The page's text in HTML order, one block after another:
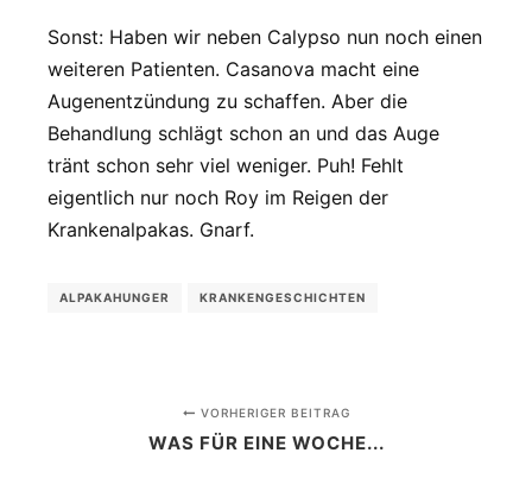
Sonst: Haben wir neben Calypso nun noch einen
weiteren Patienten. Casanova macht eine
Augenentzündung zu schaffen. Aber die
Behandlung schlägt schon an und das Auge
tränt schon sehr viel weniger. Puh! Fehlt
eigentlich nur noch Roy im Reigen der
Krankenalpakas. Gnarf.
ALPAKAHUNGER KRANKENGESCHICHTEN
VORHERIGER BEITRAG
WAS FÜR EINE WOCHE...